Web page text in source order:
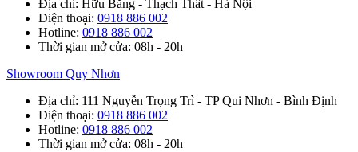
Địa chỉ: Hữu Bằng - Thạch Thất - Hà Nội
Điện thoại: 0918 886 002
Hotline: 0918 886 002
Thời gian mở cửa: 08h - 20h
Showroom Quy Nhơn
Địa chỉ: 111 Nguyễn Trọng Trì - TP Qui Nhơn - Bình Định
Điện thoại: 0918 886 002
Hotline: 0918 886 002
Thời gian mở cửa: 08h - 20h